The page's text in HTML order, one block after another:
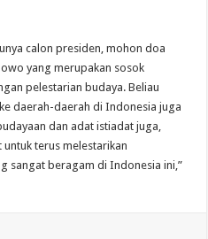
calon presiden, mohon doa
yang merupakan sosok
pelestarian budaya. Beliau
daerah-daerah di Indonesia juga
dan adat istiadat juga,
terus melestarikan
sangat beragam di Indonesia ini,”